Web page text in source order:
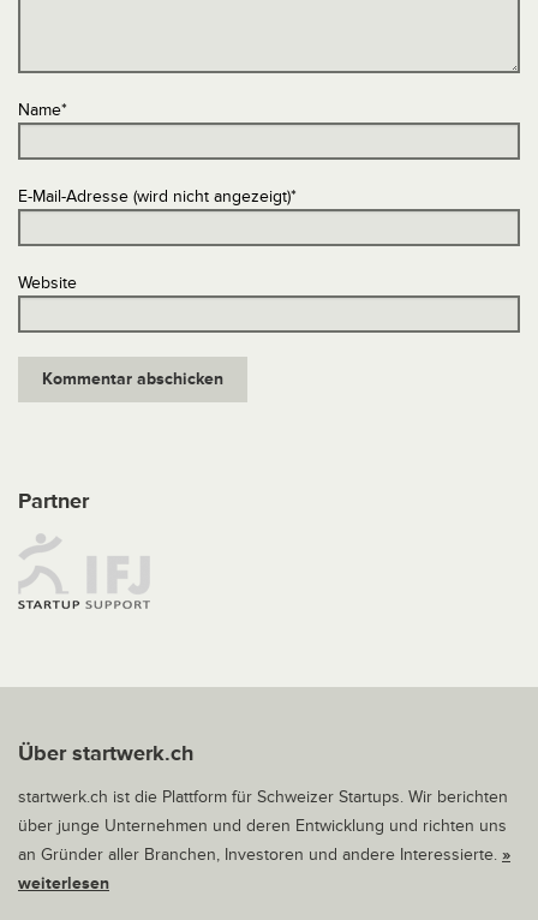
Name*
E-Mail-Adresse (wird nicht angezeigt)*
Website
Partner
Über startwerk.ch
startwerk.ch ist die Plattform für Schweizer Startups. Wir berichten
über junge Unternehmen und deren Entwicklung und richten uns
an Gründer aller Branchen, Investoren und andere Interessierte. »
weiterlesen